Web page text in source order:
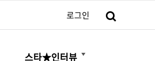
로그인
스타★인터뷰
더보기